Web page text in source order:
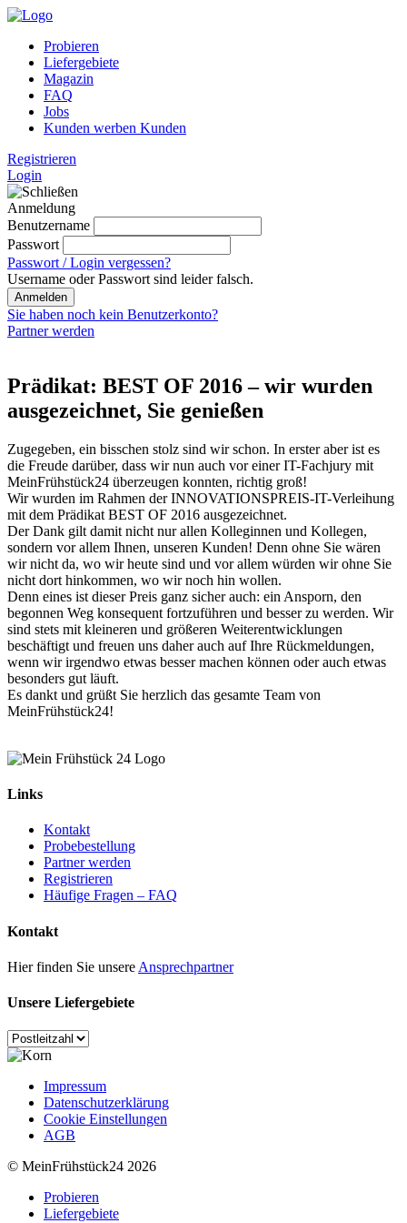
Probieren
Liefergebiete
Magazin
FAQ
Jobs
Kunden werben Kunden
Registrieren
Login
Anmeldung
Benutzername
Passwort
Passwort / Login vergessen?
Username oder Passwort sind leider falsch.
Anmelden
Sie haben noch kein Benutzerkonto?
Partner werden
Prädikat: BEST OF 2016 – wir wurden
ausgezeichnet, Sie genießen
Zugegeben, ein bisschen stolz sind wir schon. In erster aber ist es
die Freude darüber, dass wir nun auch vor einer IT-Fachjury mit
MeinFrühstück24 überzeugen konnten, richtig groß!
Wir wurden im Rahmen der INNOVATIONSPREIS-IT-Verleihung
mit dem Prädikat BEST OF 2016 ausgezeichnet.
Der Dank gilt damit nicht nur allen Kolleginnen und Kollegen,
sondern vor allem Ihnen, unseren Kunden! Denn ohne Sie wären
wir nicht da, wo wir heute sind und vor allem würden wir ohne Sie
nicht dort hinkommen, wo wir noch hin wollen.
Denn eines ist dieser Preis ganz sicher auch: ein Ansporn, den
begonnen Weg konsequent fortzuführen und besser zu werden. Wir
sind stets mit kleineren und größeren Weiterentwicklungen
beschäftigt und freuen uns daher auch auf Ihre Rückmeldungen,
wenn wir irgendwo etwas besser machen können oder auch etwas
besonders gut läuft.
Es dankt und grüßt Sie herzlich das gesamte Team von
MeinFrühstück24!
Links
Kontakt
Probebestellung
Partner werden
Registrieren
Häufige Fragen – FAQ
Kontakt
Hier finden Sie unsere Ansprechpartner
Unsere Liefergebiete
Impressum
Datenschutzerklärung
Cookie Einstellungen
AGB
© MeinFrühstück24 2026
Probieren
Liefergebiete